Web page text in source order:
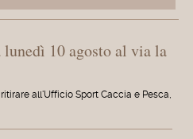
10 agosto al via la
all'Ufficio Sport Caccia e Pesca,